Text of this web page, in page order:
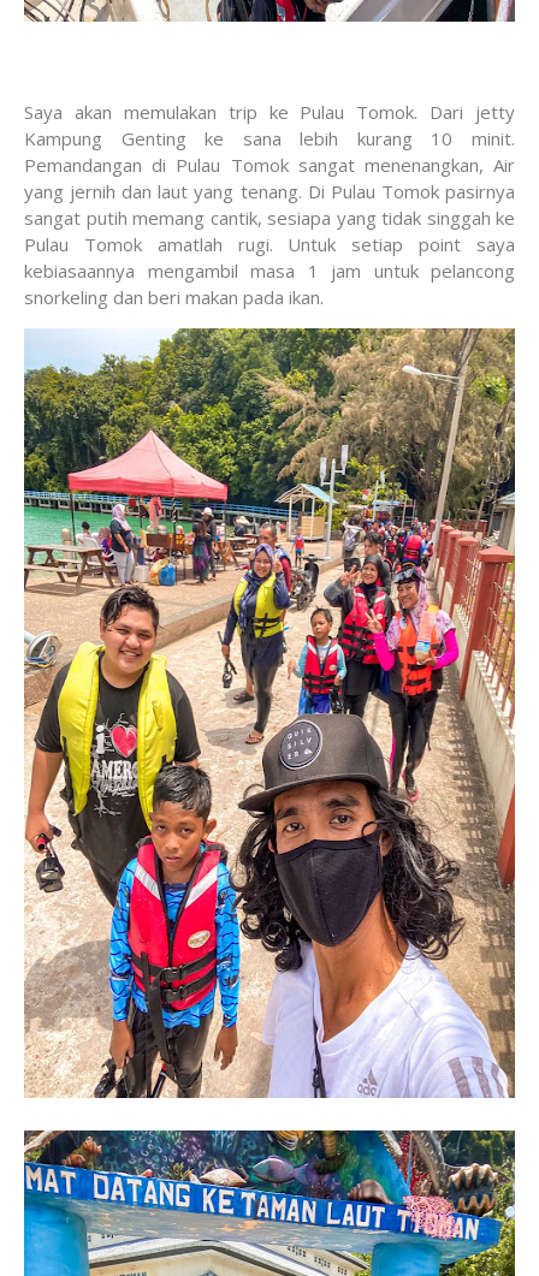
Saya akan memulakan trip ke Pulau Tomok. Dari jetty
Kampung Genting ke sana lebih kurang 10 minit.
Pemandangan di Pulau Tomok sangat menenangkan, Air
yang jernih dan laut yang tenang. Di Pulau Tomok pasirnya
sangat putih memang cantik, sesiapa yang tidak singgah ke
Pulau Tomok amatlah rugi. Untuk setiap point saya
kebiasaannya mengambil masa 1 jam untuk pelancong
snorkeling dan beri makan pada ikan.